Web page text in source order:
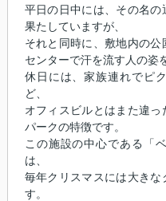
平日の日中には、その名
果たしていますが、
それと同時に、敷地内の
センターで汗を流す人の姿
休日には、家族連れでピ
ど、
オフィスビルとはまた違
パークの特徴です。
この施設の中心である「
は、
毎年クリスマスには大きな
す。